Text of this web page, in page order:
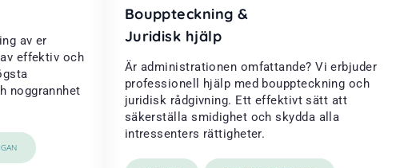
av er
effektiv och
noggrannhet
Bouppteckning &
Juridisk hjälp
Är administrationen omfattande? Vi erbjuder
professionell hjälp med bouppteckning och
juridisk rådgivning. Ett effektivt sätt att
säkerställa smidighet och skydda alla
intressenters rättigheter.